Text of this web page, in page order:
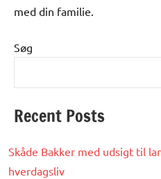
med din familie.
Søg
Recent Posts
Skåde Bakker med udsigt til
hverdagsliv